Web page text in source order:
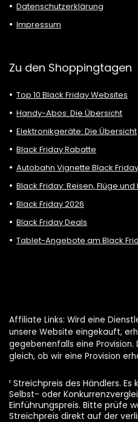
Datenschutzerklärung
Impressum
Zu den Shoppingtagen
Top 10 Black Friday Websites
Handy-Abos: Die Übersicht
Elektronikgeräte: Die Übersicht
Black Friday Rabatte
Autobahn Vignette Black
Black Friday: Reisen, Flüge und
Black Friday 2026
Black Friday Deals
Tablet-Angebote am Black
Affiliate Links: Wird eine
unsere Website eingekauft,
gegebenenfalls eine
gleich, ob wir eine Provision
¹ Streichpreis des Händlers.
Selbst- oder
Einführungspreis. Bitte prüfe
Streichpreis direkt auf der